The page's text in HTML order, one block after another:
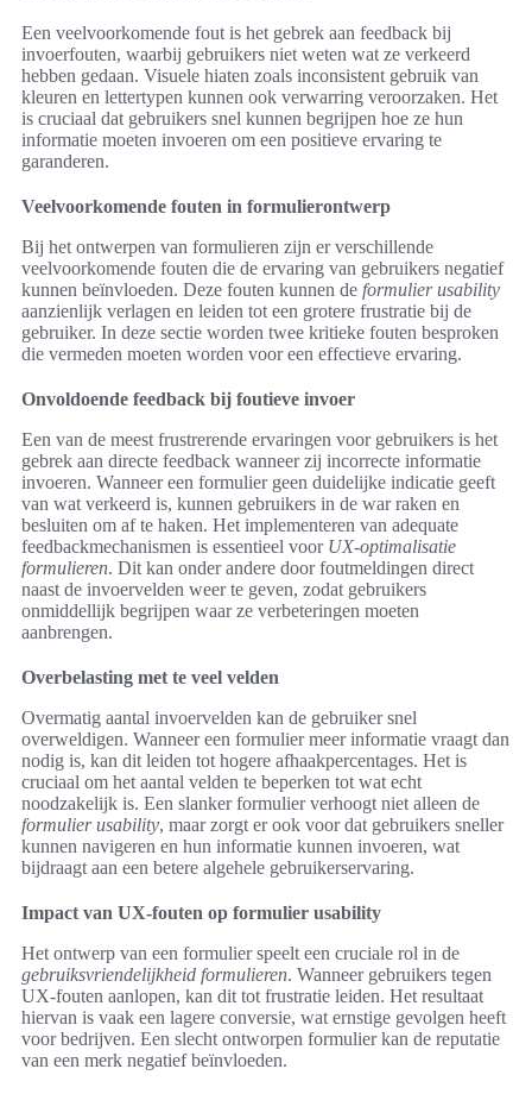
Een veelvoorkomende fout is het gebrek aan feedback bij
invoerfouten, waarbij gebruikers niet weten wat ze verkeerd
hebben gedaan. Visuele hiaten zoals inconsistent gebruik van
kleuren en lettertypen kunnen ook verwarring veroorzaken. Het
is cruciaal dat gebruikers snel kunnen begrijpen hoe ze hun
informatie moeten invoeren om een positieve ervaring te
garanderen.
Veelvoorkomende fouten in formulierontwerp
Bij het ontwerpen van formulieren zijn er verschillende
veelvoorkomende fouten die de ervaring van gebruikers negatief
kunnen beïnvloeden. Deze fouten kunnen de formulier usability
aanzienlijk verlagen en leiden tot een grotere frustratie bij de
gebruiker. In deze sectie worden twee kritieke fouten besproken
die vermeden moeten worden voor een effectieve ervaring.
Onvoldoende feedback bij foutieve invoer
Een van de meest frustrerende ervaringen voor gebruikers is het
gebrek aan directe feedback wanneer zij incorrecte informatie
invoeren. Wanneer een formulier geen duidelijke indicatie geeft
van wat verkeerd is, kunnen gebruikers in de war raken en
besluiten om af te haken. Het implementeren van adequate
feedbackmechanismen is essentieel voor UX-optimalisatie
formulieren. Dit kan onder andere door foutmeldingen direct
naast de invoervelden weer te geven, zodat gebruikers
onmiddellijk begrijpen waar ze verbeteringen moeten
aanbrengen.
Overbelasting met te veel velden
Overmatig aantal invoervelden kan de gebruiker snel
overweldigen. Wanneer een formulier meer informatie vraagt dan
nodig is, kan dit leiden tot hogere afhaakpercentages. Het is
cruciaal om het aantal velden te beperken tot wat echt
noodzakelijk is. Een slanker formulier verhoogt niet alleen de
formulier usability, maar zorgt er ook voor dat gebruikers sneller
kunnen navigeren en hun informatie kunnen invoeren, wat
bijdraagt aan een betere algehele gebruikerservaring.
Impact van UX-fouten op formulier usability
Het ontwerp van een formulier speelt een cruciale rol in de
gebruiksvriendelijkheid formulieren. Wanneer gebruikers tegen
UX-fouten aanlopen, kan dit tot frustratie leiden. Het resultaat
hiervan is vaak een lagere conversie, wat ernstige gevolgen heeft
voor bedrijven. Een slecht ontworpen formulier kan de reputatie
van een merk negatief beïnvloeden.